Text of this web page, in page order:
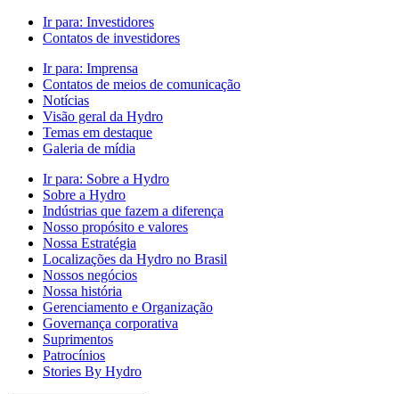
Ir para: Investidores
Contatos de investidores
Ir para: Imprensa
Contatos de meios de comunicação
Notícias
Visão geral da Hydro
Temas em destaque
Galeria de mídia
Ir para: Sobre a Hydro
Sobre a Hydro
Indústrias que fazem a diferença
Nosso propósito e valores
Nossa Estratégia
Localizações da Hydro no Brasil
Nossos negócios
Nossa história
Gerenciamento e Organização
Governança corporativa
Suprimentos
Patrocínios
Stories By Hydro